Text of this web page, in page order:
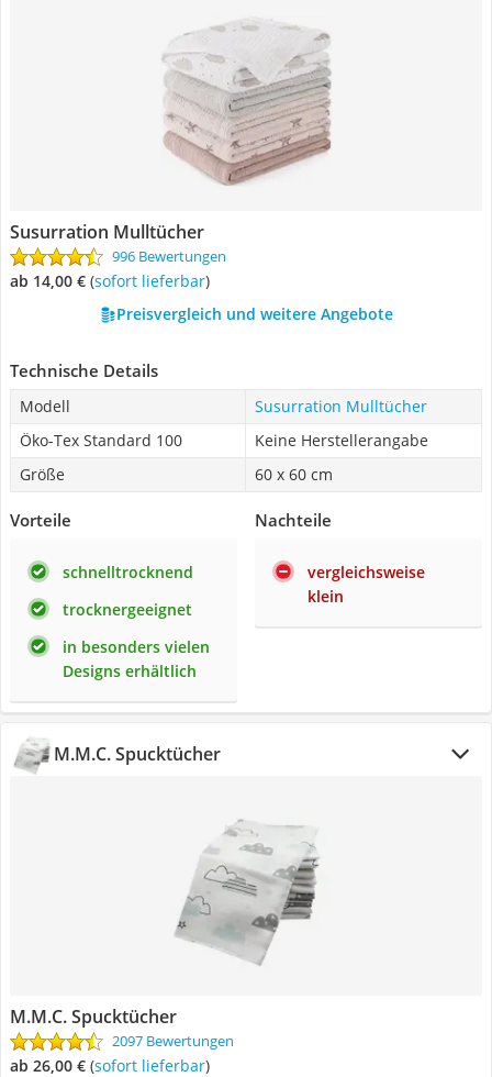
Susurration Mulltücher
996 Bewertungen
ab 14,00 € ( Sofort lieferbar)
Preisvergleich und weitere Angebote
Technische Details
Modell
Susurration Mulltücher
Öko-Tex Standard 100
Keine Herstellerangabe
Größe
60 x 60 cm
Vorteile
schnelltrocknend
trocknergeeignet
in besonders vielen
Designs erhältlich
Nachteile
vergleichsweise
klein
M.M.C. Spucktücher
M.M.C. Spucktücher
2097 Bewertungen
ab 26,00 € ( Sofort lieferbar)